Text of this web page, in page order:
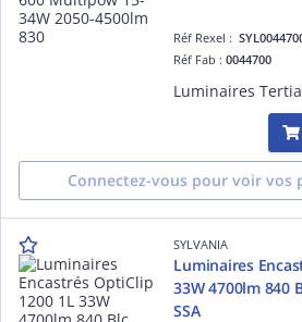
Réf Rexel :
Réf Fab :0044700
Connectez-vous pour voir vos
SYLVANIA
Luminaires
33W 4700lm 840
SSA